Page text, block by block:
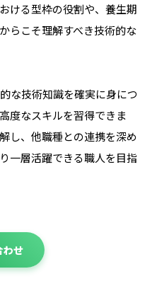
ける型枠の役割や、養生期
らこそ理解すべき技術的な
な技術知識を確実に身につ
度なスキルを習得できま
し、他職種との連携を深め
一層活躍できる職人を目指
わせ